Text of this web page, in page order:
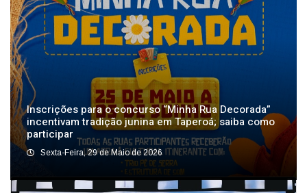
Inscrições para o concurso “Minha Rua Decorada”
incentivam tradição junina em Taperoá; saiba como
participar
Sexta-Feira, 29 de Maio de 2026